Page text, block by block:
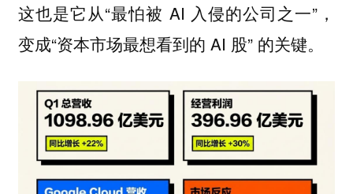
这也是它从“最怕被 AI 入侵的公司之一”，
变成“资本市场最想看到的 AI 股” 的关键。